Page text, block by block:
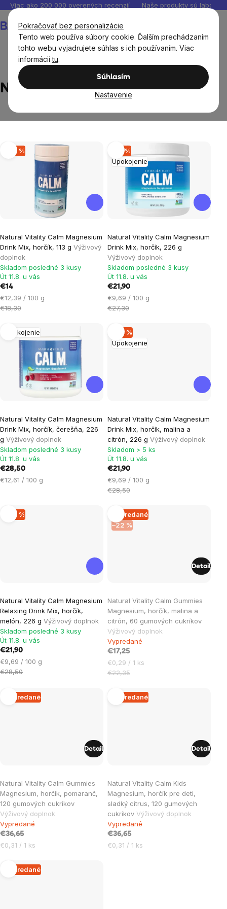
Pokračovať bez personalizácie
Tento web používa súbory cookie. Ďalším prechádzaním
tohto webu vyjadrujete súhlas s ich používaním. Viac
informáciítu.
Súhlasím
Nastavenie
Prejsť
obsah
Viac ako 200 000 overených recenzií Naše produkty sú
košík
Natural Vitality
Natural Vitality
Výpis
produktov
–23 %
Natural Vitality Calm Magnesium
Drink Mix, horčík, 113 g Výživový
doplnok
Skladom posledné 3 kusy
Út 11.8. u vás
€14
Jednotková
cena:
€12,39 / 100 g
€18,30
Upokojenie
–19 %
Natural Vitality Calm Magnesium
Drink Mix, horčík, 226 g
Výživový doplnok
Skladom posledné 3 kusy
Út 11.8. u vás
€21,90
Jednotková
cena:
€9,69 / 100 g
€27,30
Upokojenie
Natural Vitality Calm Magnesium
Drink Mix, horčík, čerešňa, 226
g Výživový doplnok
Skladom posledné 3 kusy
Út 11.8. u vás
€28,50
Jednotková
€12,61 / 100 g
Upokojenie
–23 %
Natural Vitality Calm Magnesium
Drink Mix, horčík, malina a
citrón, 226 g Výživový doplnok
Skladom > 5 ks
Út 11.8. u vás
€21,90
Jednotková
cena:
€9,69 / 100 g
€28,50
–23 %
Natural Vitality Calm Magnesium
Relaxing Drink Mix, horčík,
melón, 226 g Výživový doplnok
Skladom posledné 3 kusy
Út 11.8. u vás
€21,90
Jednotková
cena:
€9,69 / 100 g
€28,50
Vypredané
–22 %
Natural Vitality Calm Gummies
Magnesium, horčík, malina a
citrón, 60 gumových cukríkov
Výživový doplnok
Vypredané
€17,25
Jednotková
cena:
€0,29 / 1 ks
€22,35
Detail
Vypredané
Natural Vitality Calm Gummies
Magnesium, horčík, pomaranč,
120 gumových cukríkov
Výživový doplnok
Vypredané
€36,65
Jednotková
€0,31 / 1 ks
Detail
Vypredané
Natural Vitality Calm Kids
Magnesium, horčík pre deti,
sladký citrus, 120 gumových
cukríkov Výživový doplnok
Vypredané
€36,65
Jednotková
€0,31 / 1 ks
Detail
Vypredané